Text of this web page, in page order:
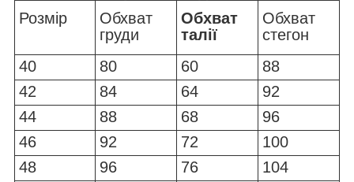
Розмір
Обхват
груди
Обхват
талії
Обхват
стегон
40
80 60
88
42
84 64
92
44
88 68
96
46
92 72
100
48
96 76
104